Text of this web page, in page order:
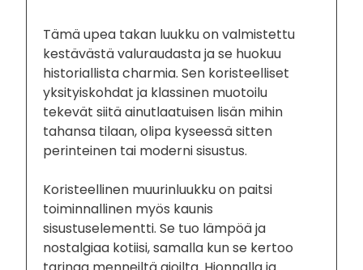
Tämä upea takan luukku on valmistettu
kestävästä valuraudasta ja se huokuu
historiallista charmia. Sen koristeelliset
yksityiskohdat ja klassinen muotoilu
tekevät siitä ainutlaatuisen lisän mihin
tahansa tilaan, olipa kyseessä sitten
perinteinen tai moderni sisustus.
Koristeellinen muurinluukku on paitsi
toiminnallinen myös kaunis
sisustuselementti. Se tuo lämpöä ja
nostalgiaa kotiisi, samalla kun se kertoo